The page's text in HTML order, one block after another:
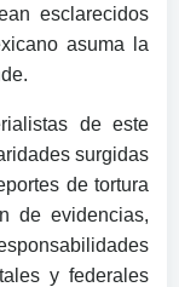
esclarecidos
asuma la
de este
surgidas
de tortura
de evidencias,
y federales